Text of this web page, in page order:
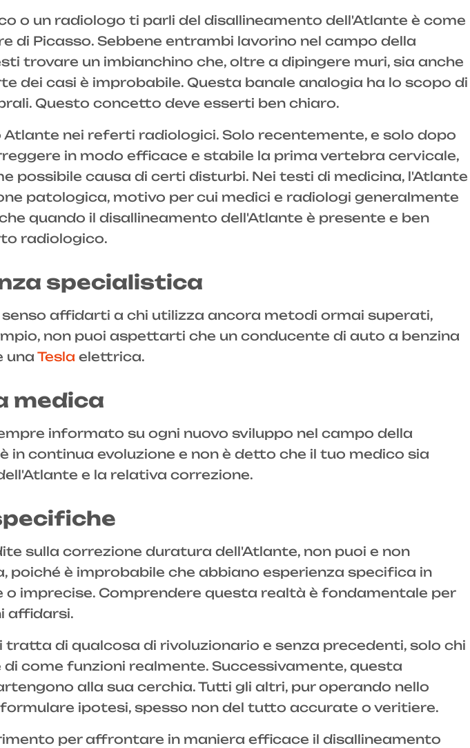
o un radiologo ti parli del disallineamento dell'Atlante è come
di Picasso. Sebbene entrambi lavorino nel campo della
trovare un imbianchino che, oltre a dipingere muri, sia anche
dei casi è improbabile. Questa banale analogia ha lo scopo di
Questo concetto deve esserti ben chiaro.
nei referti radiologici. Solo recentemente, e solo dopo
in modo efficace e stabile la prima vertebra cervicale,
causa di certi disturbi. Nei testi di medicina, l'Atlante
patologica, motivo per cui medici e radiologi generalmente
quando il disallineamento dell'Atlante è presente e ben
radiologico.
specialistica
affidarti a chi utilizza ancora metodi ormai superati,
non puoi aspettarti che un conducente di auto a benzina
una Tesla elettrica.
medica
informato su ogni nuovo sviluppo nel campo della
continua evoluzione e non è detto che il tuo medico sia
e la relativa correzione.
sulla correzione duratura dell'Atlante, non puoi e non
è improbabile che abbiano esperienza specifica in
imprecise. Comprendere questa realtà è fondamentale per
affidarsi.
di qualcosa di rivoluzionario e senza precedenti, solo chi
come funzioni realmente. Successivamente, questa
alla sua cerchia. Tutti gli altri, pur operando nello
ipotesi, spesso non del tutto accurate o veritiere.
per affrontare in maniera efficace il disallineamento